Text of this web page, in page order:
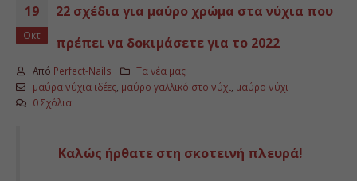
19
Οκτ
22 σχέδια για μαύρο χρώμα στα νύχια που
πρέπει να δοκιμάσετε για το 2022
Από Perfect-Nails
Τα νέα μας
μαύρα νύχια ιδέες, μαύρο γαλλικό στο νύχι μαύρο νύχι
0 Σχόλια
Καλώς ήρθατε στη σκοτεινή πλευρά!